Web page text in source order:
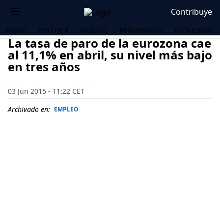
Contribuye
HOME POLÍTICA MUNDO PERIODISMO ECONOMÍA
La tasa de paro de la eurozona cae
al 11,1% en abril, su nivel más bajo
en tres años
03 Jun 2015 - 11:22 CET
Archivado en: EMPLEO